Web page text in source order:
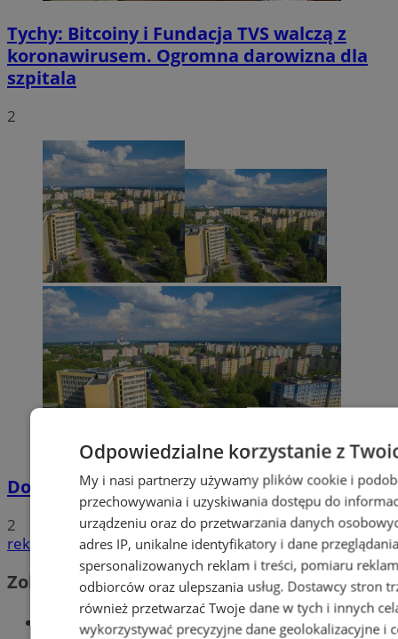
Tychy: Bitcoiny i Fundacja TVS walczą z
koronawirusem. Ogromna darowizna dla
szpitala
2
Dowody osobiste z odciskami palców
2
reklama
Zobacz również
Wiadomości kryminalne w Tychach
Odpowiedzialne korzystanie z
My i nasi partnerzy używamy plików cookie i
przechowywania i uzyskiwania dostępu do
urządzeniu oraz do przetwarzania danych
adres IP, unikalne identyfikatory i dane
spersonalizowanych reklam i treści, pomiaru
odbiorców oraz ulepszania usług. Dostawcy stron
również przetwarzać Twoje dane w tych i innych
wykorzystywać precyzyjne dane geolokalizacyjne i